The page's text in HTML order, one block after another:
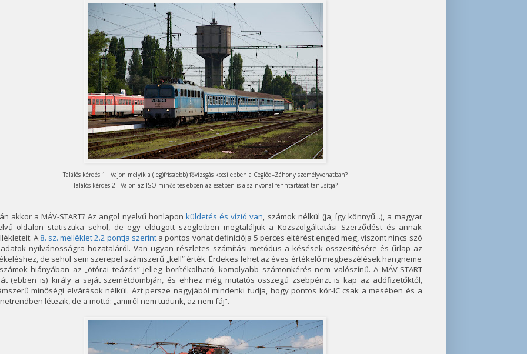
Találós kérdés 1.: Vajon melyik a (leg)friss(ebb) fővizsgás kocsi ebben a Cegléd–Záhony személyvonatban?
Találós kérdés 2.: Vajon az ISO-minősítés ebben az esetben is a színvonal fenntartását tanúsítja?
akkor a MÁV-START? Az angol nyelvű honlapon küldetés és vízió van , számok nélkül (ja, így könnyű...), a magyar
oldalon statisztika sehol, de egy eldugott szegletben megtaláljuk a Közszolgáltatási Szerződést és annak
A 8. sz. melléklet 2.2 pontja szerint a pontos vonat definíciója 5 perces eltérést enged meg, viszont nincs szó
nyilvánosságra hozataláról. Van ugyan részletes számítási metódus a késések összesítésére és űrlap az
de sehol sem szerepel számszerű „kell” érték. Érdekes lehet az éves értékelő megbeszélések hangneme
hiányában az „ötórai teázás” jelleg borítékolható, komolyabb számonkérés nem valószínű. A MÁV-START
(ebben is) király a saját szemétdombján, és ehhez még mutatós összegű zsebpénzt is kap az adófizetőktől,
minőségi elvárások nélkül. Azt persze nagyjából mindenki tudja, hogy pontos kör-IC csak a mesében és a
létezik, de a mottó: „amiről nem tudunk, az nem fáj”.